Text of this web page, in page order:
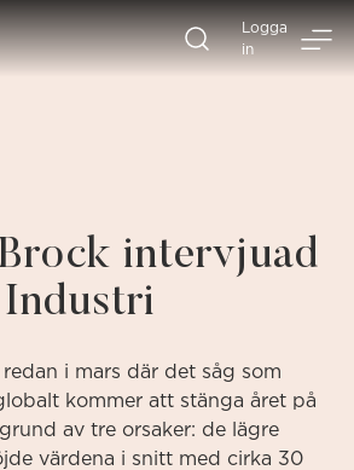
Logga
in
intervjuad
Industri
i mars där det såg som
kommer att stänga året på
av tre orsaker: de lägre
värdena i snitt med cirka 30